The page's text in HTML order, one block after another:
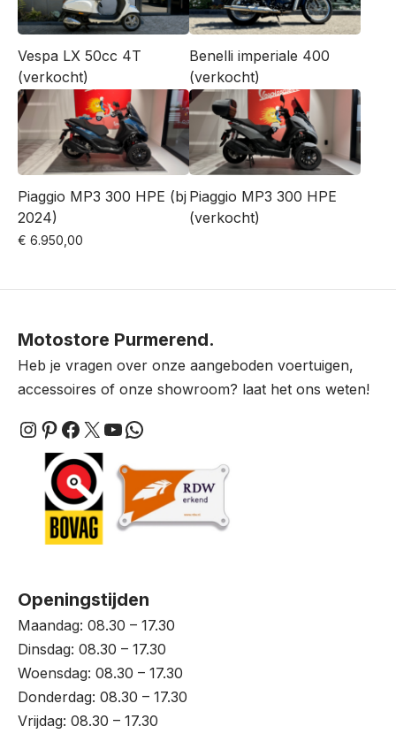
Vespa LX 50cc 4T
(verkocht)
Benelli imperiale 400
(verkocht)
Piaggio MP3 300 HPE (bj
2024)
€ 6.950,00
Piaggio MP3 300 HPE
(verkocht)
Motostore Purmerend.
Heb je vragen over onze aangeboden voertuigen,
accessoires of onze showroom? laat het ons weten!
Instagram
Pinterest
Facebook
X YouTube
WhatsApp
Openingstijden
Maandag: 08.30 – 17.30
Dinsdag: 08.30 – 17.30
Woensdag: 08.30 – 17.30
Donderdag: 08.30 – 17.30
Vrijdag: 08.30 – 17.30